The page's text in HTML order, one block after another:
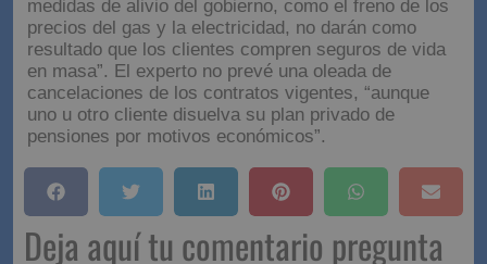
medidas de alivio del gobierno, como el freno de los
precios del gas y la electricidad, no darán como
resultado que los clientes compren seguros de vida
en masa”. El experto no prevé una oleada de
cancelaciones de los contratos vigentes, “aunque
uno u otro cliente disuelva su plan privado de
pensiones por motivos económicos”.
Deja aquí tu comentario pregunta